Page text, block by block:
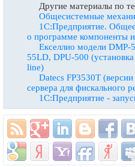
Другие материалы по
Общесистемные
1С:Предприятие.
о программе компоненты
Екселлио модели
55LD, DPU-500
line)
Datecs FP3530T
сервера для фискального
1С:Предприятие -